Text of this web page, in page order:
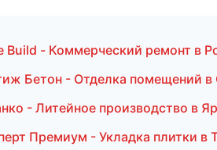
Build - Коммерческий ремонт в
Бетон - Отделка помещений в
- Литейное производство в
Премиум - Укладка плитки в